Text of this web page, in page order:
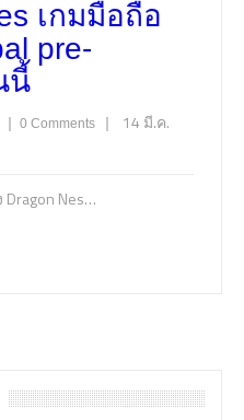
เกมมือถือ
pre-
นี้
| 0 Comments |
14 มี.ค.
Dragon Nes…